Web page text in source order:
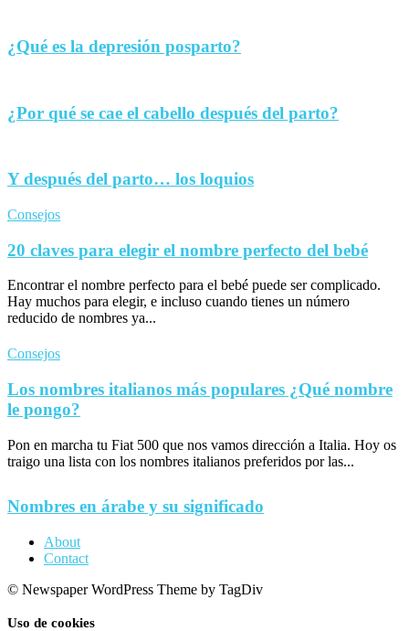
¿Qué es la depresión posparto?
¿Por qué se cae el cabello después del parto?
Y después del parto… los loquios
Consejos
20 claves para elegir el nombre perfecto del bebé
Encontrar el nombre perfecto para el bebé puede ser complicado.
Hay muchos para elegir, e incluso cuando tienes un número
reducido de nombres ya...
Consejos
Los nombres italianos más populares ¿Qué nombre
le pongo?
Pon en marcha tu Fiat 500 que nos vamos dirección a Italia. Hoy os
traigo una lista con los nombres italianos preferidos por las...
Nombres en árabe y su significado
About
Contact
© Newspaper WordPress Theme by TagDiv
Uso de cookies